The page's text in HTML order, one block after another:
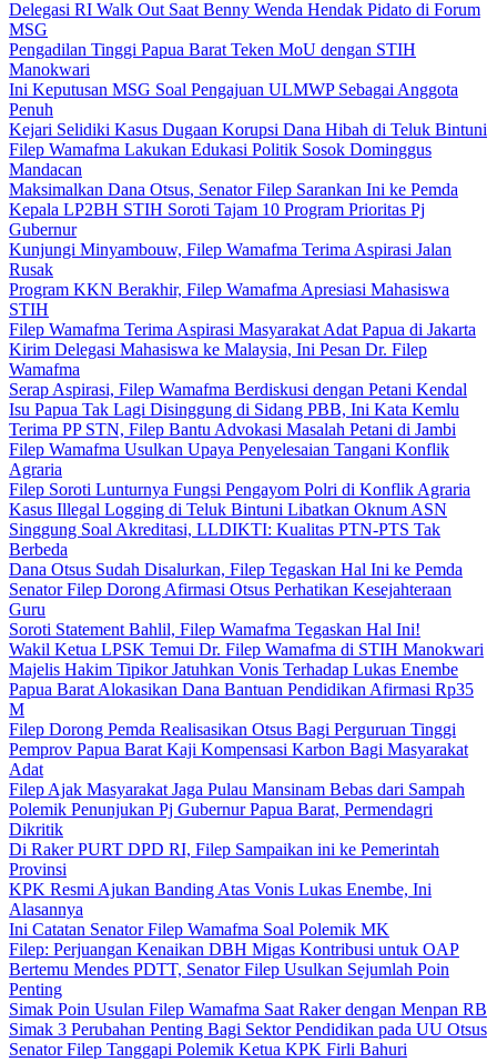
Delegasi RI Walk Out Saat Benny Wenda Hendak Pidato di Forum
MSG
Pengadilan Tinggi Papua Barat Teken MoU dengan STIH
Manokwari
Ini Keputusan MSG Soal Pengajuan ULMWP Sebagai Anggota
Penuh
Kejari Selidiki Kasus Dugaan Korupsi Dana Hibah di Teluk Bintuni
Filep Wamafma Lakukan Edukasi Politik Sosok Dominggus
Mandacan
Maksimalkan Dana Otsus, Senator Filep Sarankan Ini ke Pemda
Kepala LP2BH STIH Soroti Tajam 10 Program Prioritas Pj
Gubernur
Kunjungi Minyambouw, Filep Wamafma Terima Aspirasi Jalan
Rusak
Program KKN Berakhir, Filep Wamafma Apresiasi Mahasiswa
STIH
Filep Wamafma Terima Aspirasi Masyarakat Adat Papua di Jakarta
Kirim Delegasi Mahasiswa ke Malaysia, Ini Pesan Dr. Filep
Wamafma
Serap Aspirasi, Filep Wamafma Berdiskusi dengan Petani Kendal
Isu Papua Tak Lagi Disinggung di Sidang PBB, Ini Kata Kemlu
Terima PP STN, Filep Bantu Advokasi Masalah Petani di Jambi
Filep Wamafma Usulkan Upaya Penyelesaian Tangani Konflik
Agraria
Filep Soroti Lunturnya Fungsi Pengayom Polri di Konflik Agraria
Kasus Illegal Logging di Teluk Bintuni Libatkan Oknum ASN
Singgung Soal Akreditasi, LLDIKTI: Kualitas PTN-PTS Tak
Berbeda
Dana Otsus Sudah Disalurkan, Filep Tegaskan Hal Ini ke Pemda
Senator Filep Dorong Afirmasi Otsus Perhatikan Kesejahteraan
Guru
Soroti Statement Bahlil, Filep Wamafma Tegaskan Hal Ini!
Wakil Ketua LPSK Temui Dr. Filep Wamafma di STIH Manokwari
Majelis Hakim Tipikor Jatuhkan Vonis Terhadap Lukas Enembe
Papua Barat Alokasikan Dana Bantuan Pendidikan Afirmasi Rp35
M
Filep Dorong Pemda Realisasikan Otsus Bagi Perguruan Tinggi
Pemprov Papua Barat Kaji Kompensasi Karbon Bagi Masyarakat
Adat
Filep Ajak Masyarakat Jaga Pulau Mansinam Bebas dari Sampah
Polemik Penunjukan Pj Gubernur Papua Barat, Permendagri
Dikritik
Di Raker PURT DPD RI, Filep Sampaikan ini ke Pemerintah
Provinsi
KPK Resmi Ajukan Banding Atas Vonis Lukas Enembe, Ini
Alasannya
Ini Catatan Senator Filep Wamafma Soal Polemik MK
Filep: Perjuangan Kenaikan DBH Migas Kontribusi untuk OAP
Bertemu Mendes PDTT, Senator Filep Usulkan Sejumlah Poin
Penting
Simak Poin Usulan Filep Wamafma Saat Raker dengan Menpan RB
Simak 3 Perubahan Penting Bagi Sektor Pendidikan pada UU Otsus
Senator Filep Tanggapi Polemik Ketua KPK Firli Bahuri